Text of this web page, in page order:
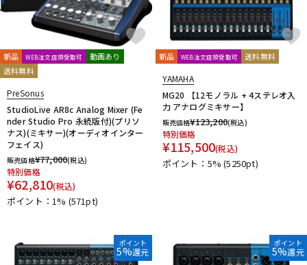
他
キョーリツ MUSIN AlphaTheta
新品 WEB注文店頭受取可
動画あり
送料無料
PreSonus
StudioLive AR8c Analog Mixer (Fe
nder Studio Pro 永続版付)(プリソ
ナス)(ミキサー)(オーディオインター
フェイス)
販売価格¥77,000(税込)
特別価格
¥62,810(税込)
ポイント：1% (571pt)
新品 WEB注文店頭受取可 送料無料
YAMAHA
MG20 【12モノラル + 4ステレオ入
力 アナログミキサー】
販売価格¥123,200(税込)
特別価格
¥115,500(税込)
ポイント：5%(5250pt)
ポイント
5%還元
ポイント
5%還元